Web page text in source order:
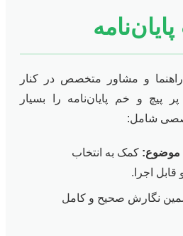
و مشاور متخصص در کنار
پیچ و خم پایان‌نامه را بسیار
شامل:
موضوع: کمک به انتخاب
اجرا.
نگارش صحیح و کامل